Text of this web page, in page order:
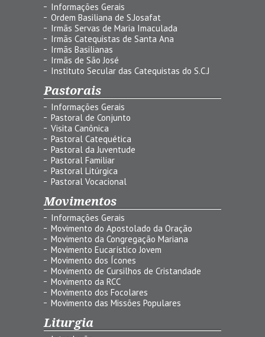
Informações Gerais
Ordem Basiliana de S.Josafat
Irmãs Servas de Maria Imaculada
Irmãs Catequistas de Santa Ana
Irmãs Basilianas
Irmãs de São José
Instituto Secular das Catequistas do S.C.J
Pastorais
Informações Gerais
Pastoral de Conjunto
Visita Canônica
Pastoral Catequética
Pastoral da Juventude
Pastoral Familiar
Pastoral Litúrgica
Pastoral Vocacional
Movimentos
Informações Gerais
Movimento do Apostolado da Oração
Movimento da Congregação Mariana
Movimento Eucarístico Jovem
Movimento dos Ícones
Movimento de Cursilhos de Cristandade
Movimento da RCC
Movimento dos Focolares
Movimento das Missões Populares
Liturgia